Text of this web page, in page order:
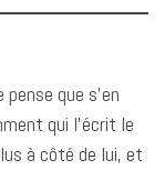
que s’en
qui l’écrit le
à côté de lui, et